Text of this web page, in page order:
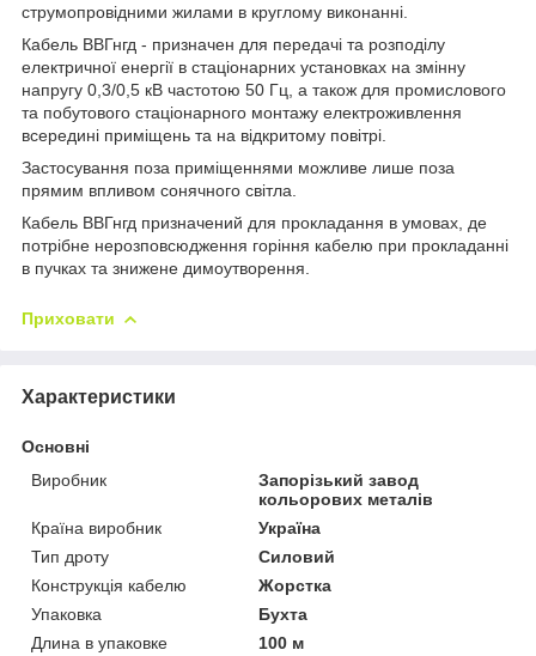
струмопровідними жилами в круглому виконанні.
Кабель ВВГнгд - призначен для передачі та розподілу
електричної енергії в стаціонарних установках на змінну
напругу 0,3/0,5 кВ частотою 50 Гц, а також для промислового
та побутового стаціонарного монтажу електроживлення
всередині приміщень та на відкритому повітрі.
Застосування поза приміщеннями можливе лише поза
прямим впливом сонячного світла.
Кабель ВВГнгд призначений для прокладання в умовах, де
потрібне нерозповсюдження горіння кабелю при прокладанні
в пучках та знижене димоутворення.
Приховати
Характеристики
Основні
Виробник
Запорізький завод
кольорових металів
Країна виробник
Україна
Тип дроту
Силовий
Конструкція кабелю
Жорстка
Упаковка
Бухта
Длина в упаковке
100 м